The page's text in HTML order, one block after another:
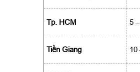
Tp. HCM 5
Tiền Giang 10